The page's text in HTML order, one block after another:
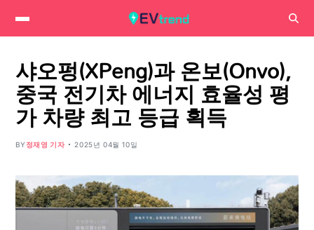
샤오펑(XPeng)과 온보(Onvo),
중국 전기차 에너지 효율성 평
가 차량 최고 등급 획득
BY 정재영 기자 2025년 04월 10일